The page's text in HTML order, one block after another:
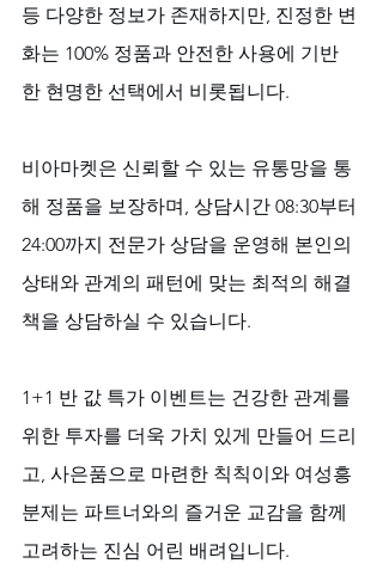
등 다양한 정보가 존재하지만, 진정한 변
화는 100% 정품과 안전한 사용에 기반
한 현명한 선택에서 비롯됩니다.
비아마켓은 신뢰할 수 있는 유통망을 통
해 정품을 보장하며, 상담시간 08:30부터
24:00까지 전문가 상담을 운영해 본인의
상태와 관계의 패턴에 맞는 최적의 해결
책을 상담하실 수 있습니다.
1+1 반 값 특가 이벤트는 건강한 관계를
위한 투자를 더욱 가치 있게 만들어 드리
고, 사은품으로 마련한 칙칙이와 여성흥
분제는 파트너와의 즐거운 교감을 함께
고려하는 진심 어린 배려입니다.